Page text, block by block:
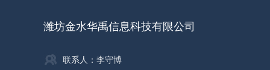
潍坊金水华禹信息科技有限公司
联系人：李守博